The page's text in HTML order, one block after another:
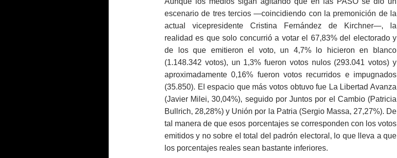
escenario de tres tercios ―coincidiendo con la premonición de la
actual vicepresidente Cristina Fernández de Kirchner―, la
realidad es que solo concurrió a votar el 67,83% del electorado y
de los que emitieron el voto, un 4,7% lo hicieron en blanco
(1.148.342 votos), un 1,3% fueron votos nulos (293.041 votos) y
aproximadamente 0,16% fueron votos recurridos e impugnados
(35.850). El espacio que más votos obtuvo fue La Libertad Avanza
(Javier Milei, 30,04%), seguido por Juntos por el Cambio (Patricia
Bullrich, 28,28%) y Unión por la Patria (Sergio Massa, 27,27%). De
tal manera de que esos porcentajes se corresponden con los votos
emitidos y no sobre el total del padrón electoral, lo que lleva a que
los porcentajes reales sean bastante inferiores.